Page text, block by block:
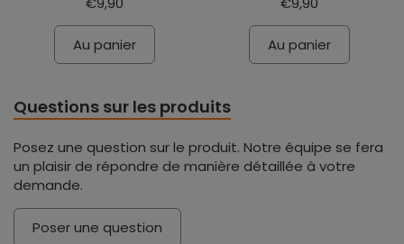
Au panier Au panier
Questions sur les produits
Posez une question sur le produit. Notre équipe se fera
un plaisir de répondre de manière détaillée à votre
demande.
Poser une question